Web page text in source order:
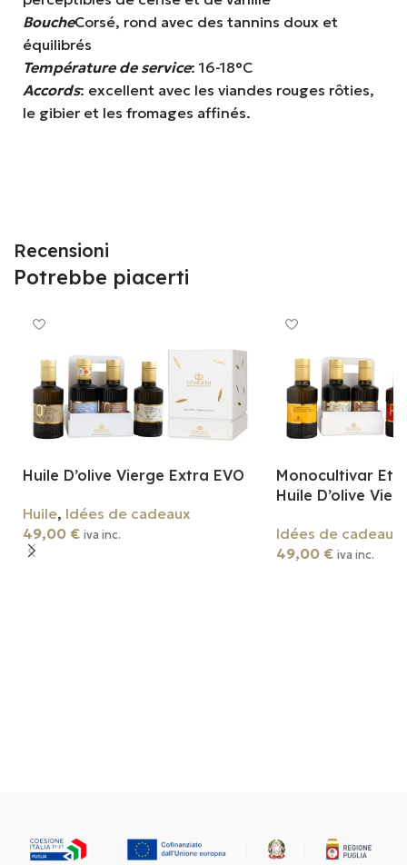
BoucheCorsé, rond avec des tannins doux et
équilibrés
Température de service: 16-18°C
Accords: excellent avec les viandes rouges rôties,
le gibier et les fromages affinés.
Recensioni
Potrebbe piacerti
Huile D’olive Vierge Extra EVO
Huile, Idées de cadeaux
49,00 € iva inc.
Monocultivar Et
Huile D’olive
Idées de cadeaux
49,00 € iva inc.